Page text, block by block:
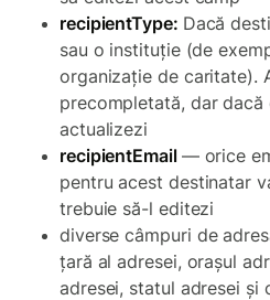
recipientType: Dacă
sau o instituție (de
organizație de caritate).
precompletată, dar
actualizezi
recipientEmail — orice
pentru acest destinatar
trebuie să-l editezi
diverse câmpuri de
țară al adresei, orașul
adresei, statul adresei și